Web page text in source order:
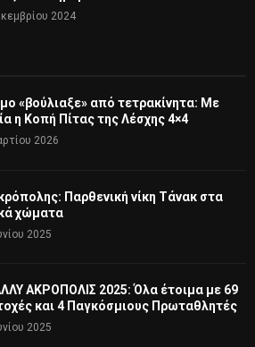
2024
«βούλιαξε» από τετρακίνητα: Με
η Κοπή Πίτας της Λέσχης 4×4
2026
Παρθενική νίκη Τάνακ στα
χώματα
2025
ΑΚΡΟΠΟΛΙΣ 2025: Όλα έτοιμα με 69
και 4 Παγκόσμιους Πρωταθλητές
2025